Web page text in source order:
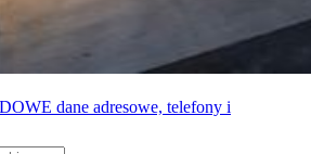
dane adresowe, telefony i